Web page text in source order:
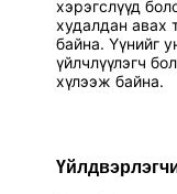
хэрэгслүүд
худалдан авах
байна. Үүнийг
үйлчлүүлэгч
хүлээж байна.